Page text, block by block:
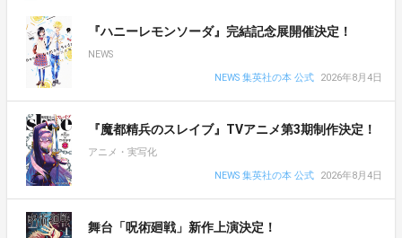
『ハニーレモンソーダ』完結記念展開催決定！
NEWS
NEWS 集英社の本 公式
2026年8月4日
『魔都精兵のスレイブ』TVアニメ第3期制作決定！
アニメ・実写化
NEWS 集英社の本 公式
2026年8月4日
舞台「呪術廻戦」新作上演決定！